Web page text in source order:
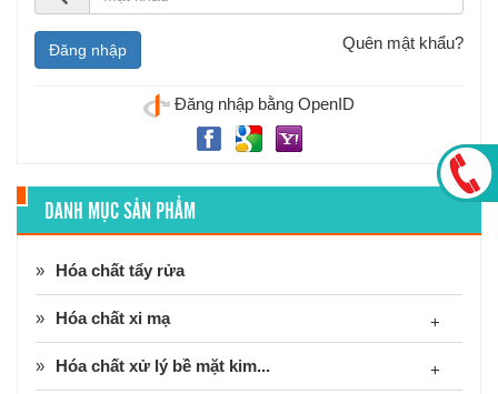
Quên mật khẩu?
Đăng nhập bằng OpenID
DANH MỤC SẢN PHẨM
Hóa chất tẩy rửa
Hóa chất xi mạ +
Hóa chất xử lý bề mặt kim... +